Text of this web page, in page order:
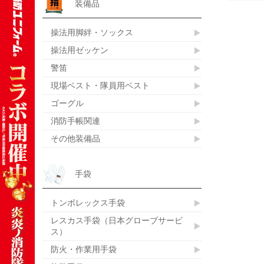
装備品
操法用脚絆・ソックス
操法用ゼッケン
警笛
現場ベスト・隊員用ベスト
ゴーグル
消防手帳関連
その他装備品
手袋
トンボレックス手袋
レスカス手袋（日本グローブサービ
ス）
防火・作業用手袋